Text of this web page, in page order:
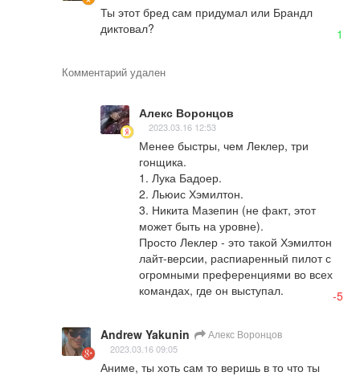
Ты этот бред сам придумал или Брандл
диктовал?
1
Комментарий удален
Алекс Воронцов
2023.03.16 12:53
Менее быстры, чем Леклер, три
гонщика.
1. Лука Бадоер.
2. Льюис Хэмилтон.
3. Никита Мазепин (не факт, этот
может быть на уровне).
Просто Леклер - это такой Хэмилтон
лайт-версии, распиаренный пилот с
огромными преференциями во всех
командах, где он выступал.
-5
Andrew Yakunin Алекс Воронцов
2023.03.16 09:05
Аниме, ты хоть сам то веришь в то что ты